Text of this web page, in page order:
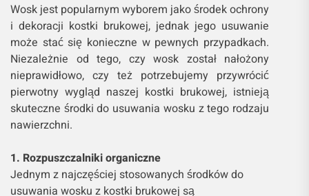
Wosk jest popularnym wyborem jako środek ochrony
i dekoracji kostki brukowej, jednak jego usuwanie
może stać się konieczne w pewnych przypadkach.
Niezależnie od tego, czy wosk został nałożony
nieprawidłowo, czy też potrzebujemy przywrócić
pierwotny wygląd naszej kostki brukowej, istnieją
skuteczne środki do usuwania wosku z tego rodzaju
nawierzchni.
1. Rozpuszczalniki organiczne
Jednym z najczęściej stosowanych środków do
usuwania wosku z kostki brukowej są